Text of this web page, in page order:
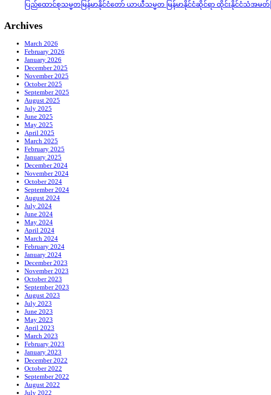
ပြည်ထောင်စုသမ္မတမြန်မာနိုင်ငံတော် ယာယီသမ္မတ မြန်မာနိုင်ငံဆိုင်ရာ ထိုင်းနိုင်ငံသံအ
Archives
March 2026
February 2026
January 2026
December 2025
November 2025
October 2025
September 2025
August 2025
July 2025
June 2025
May 2025
April 2025
March 2025
February 2025
January 2025
December 2024
November 2024
October 2024
September 2024
August 2024
July 2024
June 2024
May 2024
April 2024
March 2024
February 2024
January 2024
December 2023
November 2023
October 2023
September 2023
August 2023
July 2023
June 2023
May 2023
April 2023
March 2023
February 2023
January 2023
December 2022
October 2022
September 2022
August 2022
July 2022